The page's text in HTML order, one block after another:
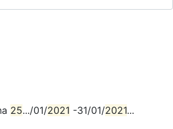
25.../01/2021 -31/01/2021...